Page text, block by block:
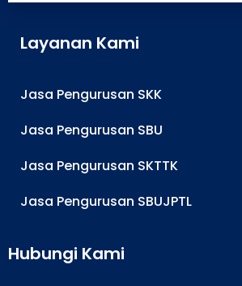
Layanan Kami
Jasa Pengurusan SKK
Jasa Pengurusan SBU
Jasa Pengurusan SKTTK
Jasa Pengurusan SBUJPTL
Hubungi Kami